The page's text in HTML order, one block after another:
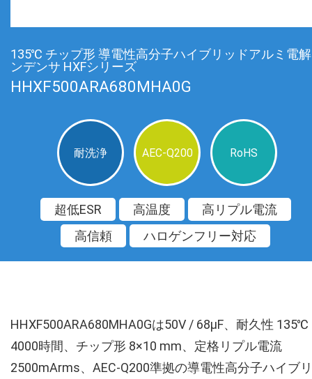
135℃ チップ形 導電性高分子ハイブリッドアルミ電
ンデンサ HXFシリーズ
HHXF500ARA680MHA0G
耐洗浄 AEC-Q200 RoHS
超低ESR 高温度
高リプル電流
高信頼
ハロゲンフリー対応
HHXF500ARA680MHA0Gは50V / 68µF、耐久性 135℃
4000時間、チップ形 8×10 mm、定格リプル電流
2500mArms、AEC-Q200準拠の導電性高分子ハイブリ